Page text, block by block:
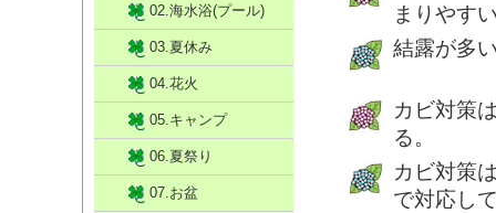
まりやす
結露が多
カビ対策
る。
カビ対策
で対応し
02.海水浴(プール)
03.夏休み
04.花火
05.キャンプ
06.夏祭り
07.お盆